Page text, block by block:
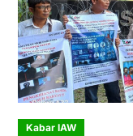
Kabar IAW